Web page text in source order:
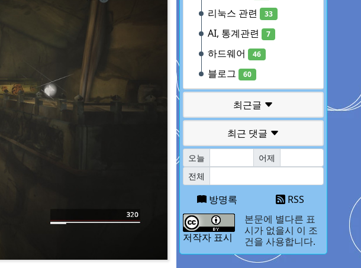
리눅스 관련 33
AI, 통계관련 7
하드웨어 46
블로그 60
최근글
최근 댓글
오늘
어제
전체
방명록 RSS
저작자 표시
본문에 별다른 표
시가 없을시 이 조
건을 사용합니다.